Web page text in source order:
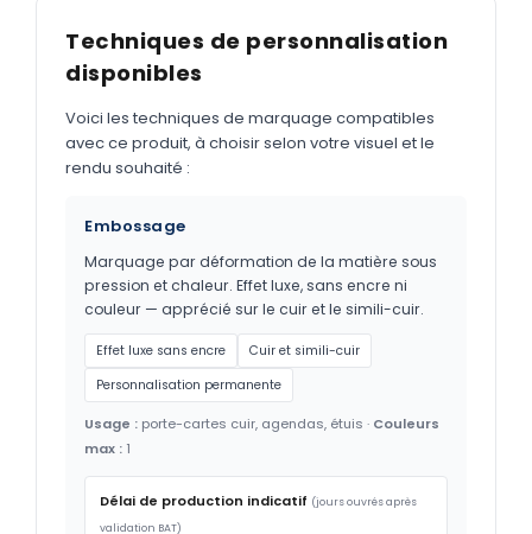
Techniques de personnalisation
disponibles
Voici les techniques de marquage compatibles
avec ce produit, à choisir selon votre visuel et le
rendu souhaité :
Embossage
Marquage par déformation de la matière sous
pression et chaleur. Effet luxe, sans encre ni
couleur — apprécié sur le cuir et le simili-cuir.
Effet luxe sans encre
Cuir et simili-cuir
Personnalisation permanente
Usage : porte-cartes cuir, agendas, étuis · Couleurs
max : 1
Délai de production indicatif (jours ouvrés après
validation BAT)